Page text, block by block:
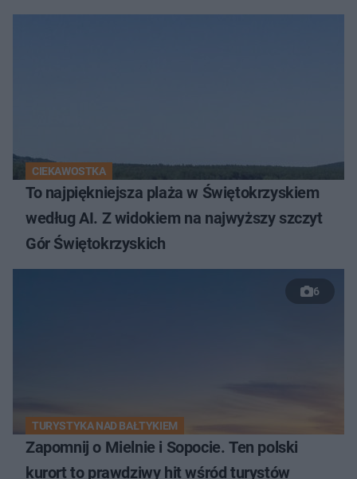
CIEKAWOSTKA
To najpiękniejsza plaża w Świętokrzyskiem
według AI. Z widokiem na najwyższy szczyt
Gór Świętokrzyskich
6
TURYSTYKA NAD BAŁTYKIEM
Zapomnij o Mielnie i Sopocie. Ten polski
kurort to prawdziwy hit wśród turystów